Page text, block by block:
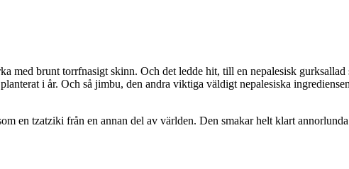
med brunt torrfnasigt skinn. Och det ledde hit, till en nepalesisk
i år. Och så jimbu, den andra viktiga väldigt nepalesiska
en tzatziki från en annan del av världen. Den smakar helt klart